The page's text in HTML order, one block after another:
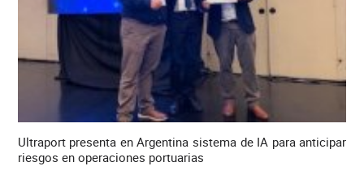
Ultraport presenta en Argentina sistema de IA para anticipar
riesgos en operaciones portuarias